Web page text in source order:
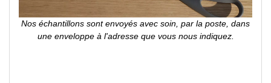
Nos échantillons sont envoyés avec soin, par la poste, dans
une enveloppe à l'adresse que vous nous indiquez.